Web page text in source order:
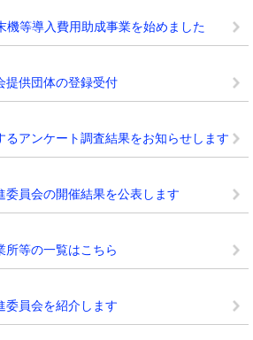
機等導入費用助成事業を始めました
提供団体の登録受付
るアンケート調査結果をお知らせします
委員会の開催結果を公表します
所等の一覧はこちら
委員会を紹介します